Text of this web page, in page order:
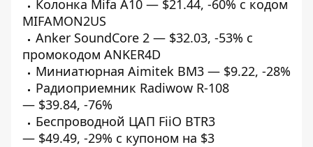
Колонка Mifa A10 — $21.44, -60% с кодом
MIFAMON2US
Anker SoundCore 2 — $32.03, -53% с
промокодом ANKER4D
Миниатюрная Aimitek BM3 — $9.22, -28%
Радиоприемник Radiwow R-108
— $39.84, -76%
Беспроводной ЦАП FiiO BTR3
— $49.49, -29% с купоном на $3